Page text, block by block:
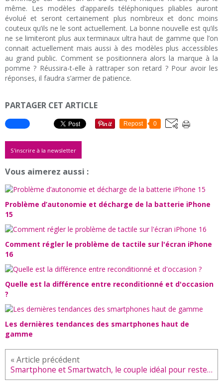
même. Les modèles d’appareils téléphoniques pliables auront
évolué et seront certainement plus nombreux et donc moins
couteux qu’ils ne le sont actuellement. La bonne nouvelle est qu’ils
ne se limiteront plus aux terminaux ultra haut de gamme que l’on
connait actuellement mais aussi à des modèles plus accessibles
au grand public. Comment se positionnera alors la marque à la
pomme ? Réussira-t-elle à rattraper son retard ? Pour avoir les
réponses, il faudra s’armer de patience.
PARTAGER CET ARTICLE
Repost 0
S'inscrire à la newsletter
Vous aimerez aussi :
Problème d’autonomie et décharge de la batterie iPhone
15
Comment régler le problème de tactile sur l'écran iPhone
16
Quelle est la différence entre reconditionné et d'occasion
?
Les dernières tendances des smartphones haut de
gamme
Smartphone et Smartwatch, le couple idéal pour rester toujours connecter